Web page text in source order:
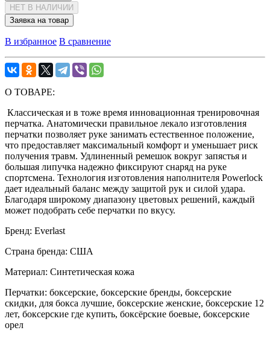
НЕТ В НАЛИЧИИ
Заявка на товар
В избранное В сравнение
О ТОВАРЕ:
Классическая и в тоже время инновационная тренировочная
перчатка. Анатомически правильное лекало изготовления
перчатки позволяет руке занимать естественное положение,
что предоставляет максимальный комфорт и уменьшает риск
получения травм. Удлиненный ремешок вокруг запястья и
большая липучка надежно фиксируют снаряд на руке
спортсмена. Технология изготовления наполнителя Powerlock
дает идеальный баланс между защитой рук и силой удара.
Благодаря широкому диапазону цветовых решений, каждый
может подобрать себе перчатки по вкусу.
Бренд: Everlast
Страна бренда: США
Материал: Синтетическая кожа
Перчатки: боксерские, боксерские бренды, боксерские
скидки, для бокса лучшие, боксерские женские, боксерские 12
лет, боксерские где купить, боксёрские боевые, боксерские
орел